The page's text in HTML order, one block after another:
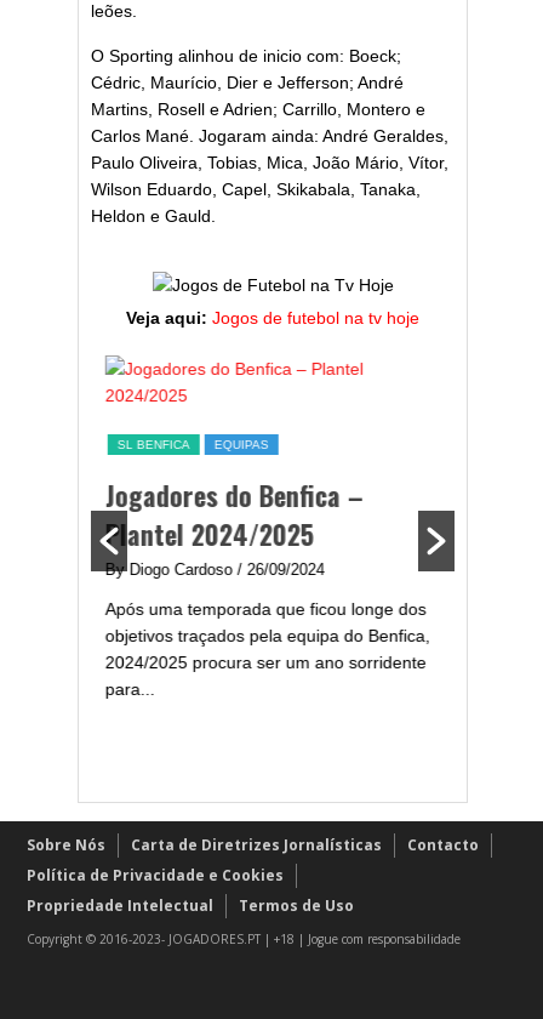
leões.
O Sporting alinhou de inicio com: Boeck;
Cédric, Maurício, Dier e Jefferson; André
Martins, Rosell e Adrien; Carrillo, Montero e
Carlos Mané. Jogaram ainda: André Geraldes,
Paulo Oliveira, Tobias, Mica, João Mário, Vítor,
Wilson Eduardo, Capel, Skikabala, Tanaka,
Heldon e Gauld.
Veja aqui: Jogos de futebol na tv hoje
SL BENFICA
Jogadores do Benfica –
Plantel 2024/2025
By Diogo Cardoso
Após uma temporada que ficou longe dos
objetivos traçados pela equipa do Benfica,
2024/2025 procura ser um ano sorridente
para...
Sobre Nós Carta de Diretrizes Jornalísticas
Contacto
Política de Privacidade e Cookies
Propriedade Intelectual
Termos de Uso
Copyright © 2016-2023- JOGADORES.PT | +18 | Jogue com responsabilidade